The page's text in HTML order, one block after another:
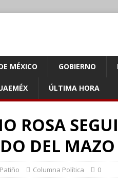
MÉXICO GOBIERNO
ÚLTIMA HORA
ROSA
DEL MAZO
Columna Política 0